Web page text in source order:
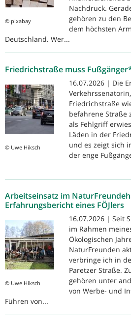
© pixabay
Nachdruck.
gehören zu den
dem höchsten
Deutschland. Wer...
Friedrichstraße muss
© Uwe Hiksch
16.07.2026 | Die
Friedrichstraße
befahrene Straße
als Fehlgriff
Läden in der
und es zeigt sich
der enge
Arbeitseinsatz im
Erfahrungsbericht eines FÖJlers
© Uwe Hiksch
16.07.2026 | Seit
im Rahmen
Ökologischen
NaturFreunden
verbringe ich in
Paretzer Straße.
gehören unter
von Werbe- und
Führen von...